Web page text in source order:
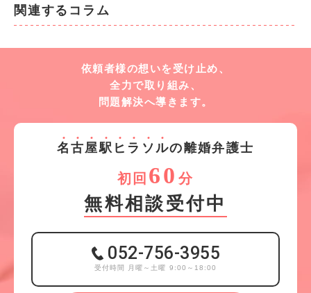
関連するコラム
依頼者様の想いを受け止め、
全力で取り組み、
問題解決へ導きます。
名 古屋駅 ヒ ラ ソルの離婚弁護士
初回 60 分
無料相談受付中
052-756-3955
受付時間 月曜～土曜 9:00～18:00